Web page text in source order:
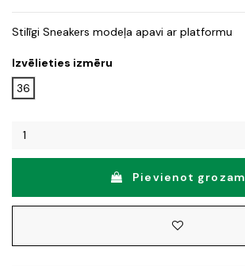
Stilīgi Sneakers modeļa apavi ar platformu
Izvēlieties izmēru
36
Pievienot grozam